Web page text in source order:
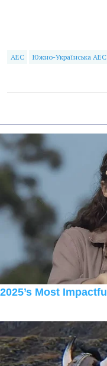
АЕС Южно-Українська АЕС